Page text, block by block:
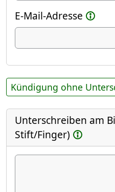
E-Mail-Adresse
Kündigung ohne
Unterschreiben am
Stift/Finger)